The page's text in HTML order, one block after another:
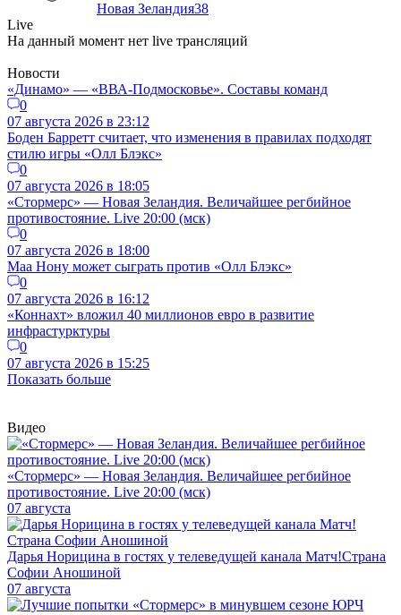
Новая Зеландия38
Live
На данный момент нет live трансляций
Новости
«Динамо» — «ВВА-Подмосковье». Составы команд
0
07 августа 2026 в 23:12
Боден Барретт считает, что изменения в правилах подходят
стилю игры «Олл Блэкс»
0
07 августа 2026 в 18:05
«Стормерс» — Новая Зеландия. Величайшее регбийное
противостояние. Live 20:00 (мск)
0
07 августа 2026 в 18:00
Маа Нону может сыграть против «Олл Блэкс»
0
07 августа 2026 в 16:12
«Коннахт» вложил 40 миллионов евро в развитие
инфрастурктуры
0
07 августа 2026 в 15:25
Показать больше
Видео
«Стормерс» — Новая Зеландия. Величайшее регбийное
противостояние. Live 20:00 (мск)
07 августа
Дарья Норицина в гостях у телеведущей канала Матч!Страна
Софии Аношиной
07 августа